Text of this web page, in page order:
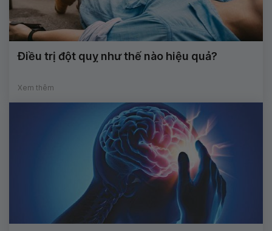
Điều trị đột quỵ như thế nào hiệu quả?
Xem thêm